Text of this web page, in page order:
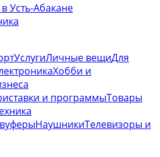
Усть-Абакане
УслугиЛичные вещиДля
Хобби и
и программыТовары
НаушникиТелевизоры и